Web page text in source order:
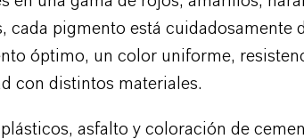
cada pigmento está cuidadosamente
óptimo, un color uniforme,
con distintos materiales.
asfalto y coloración de